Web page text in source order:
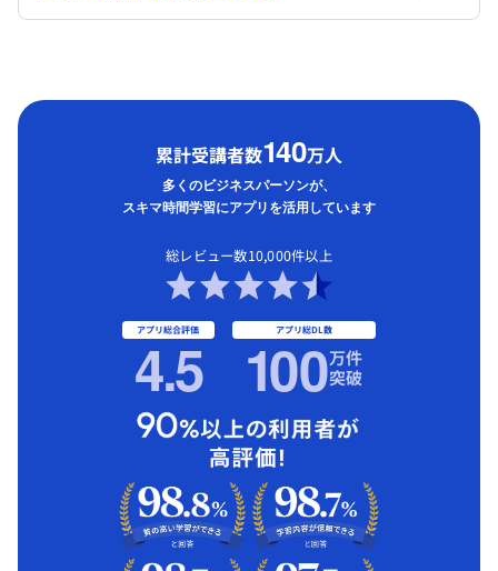
累計受講者数140万人
多くのビジネスパーソンが、
スキマ時間学習にアプリを活用しています
総レビュー数10,000件以上
アプリ総合評価
4.5 アプリ総DL数
100万件
突破